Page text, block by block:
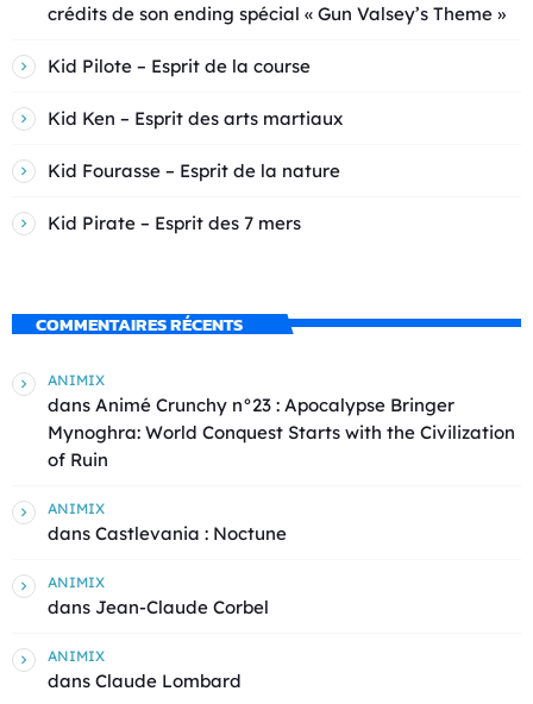
crédits de son ending spécial « Gun Valsey’s Theme »
Kid Pilote – Esprit de la course
Kid Ken – Esprit des arts martiaux
Kid Fourasse – Esprit de la nature
Kid Pirate – Esprit des 7 mers
COMMENTAIRES RÉCENTS
ANIMIX
dans Animé Crunchy n°23 : Apocalypse Bringer
Mynoghra: World Conquest Starts with the Civilization
of Ruin
ANIMIX
dans Castlevania : Noctune
ANIMIX
dans Jean-Claude Corbel
ANIMIX
dans Claude Lombard